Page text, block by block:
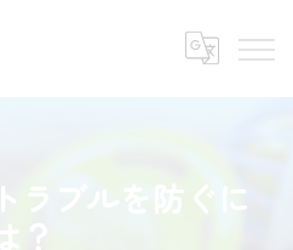
ラブルを防ぐに
は？